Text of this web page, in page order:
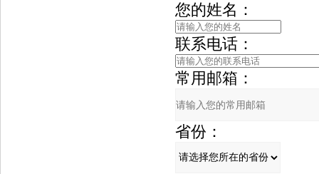
您的姓名：
联系电话：
常用邮箱：
省份：